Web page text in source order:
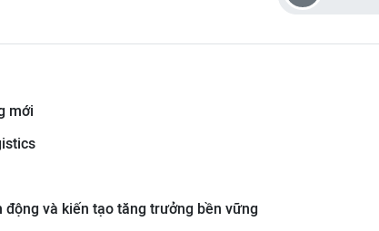
mới
và kiến tạo tăng trưởng bền vững